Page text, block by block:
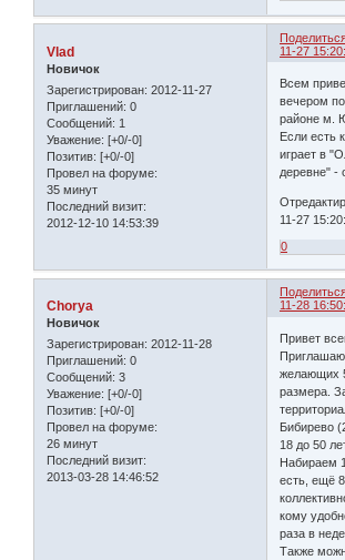
11-27
Vlad
Новичок
Зарегистрирован: 2012-11-27
Приглашений: 0
Сообщений: 1
Уважение: [+0/-0]
Позитив: [+0/-0]
Провел на форуме:
35 минут
Последний визит:
2012-12-10 14:53:39
Всем
вечером
районе м.
Если есть
играет в
деревне" -
11-27
0
11-28
Chorya
Новичок
Зарегистрирован: 2012-11-28
Приглашений: 0
Сообщений: 3
Уважение: [+0/-0]
Позитив: [+0/-0]
Провел на форуме:
26 минут
Последний визит:
2013-03-28 14:46:52
Привет
Приглашаю
желающих
размера.
Бибирево
18 до 50
Набираем
есть, ещё 8
кому
раза в
Также